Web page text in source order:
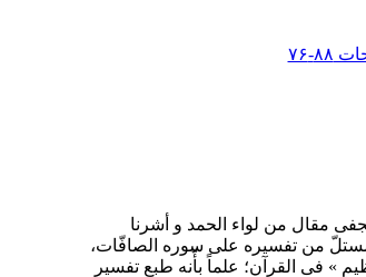
مقال من لواء الحمد و أشرنا
من تفسیره علی سوره الصافّات،
» فی القرآن؛ علماً بأّنه طبع تفسیر